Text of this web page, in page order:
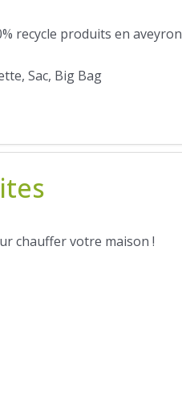
recycle produits en aveyron
Sac, Big Bag
chauffer votre maison !